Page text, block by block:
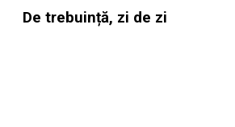
De trebuință, zi de zi